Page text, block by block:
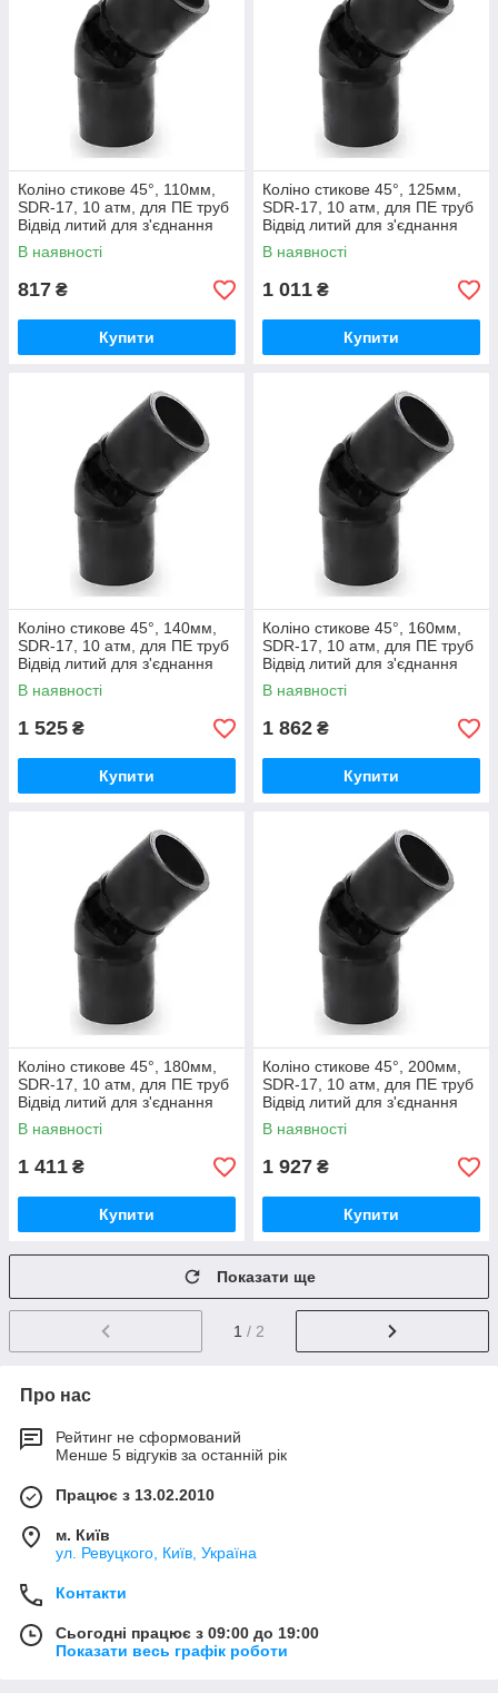
Коліно стикове 45°, 110мм,
SDR-17, 10 атм, для ПЕ труб
Відвід литий для з'єднання
водопровідних та газових
труб
В наявності
817 ₴
Купити
Коліно стикове 45°, 125мм,
SDR-17, 10 атм, для ПЕ труб
Відвід литий для з'єднання
водопровідних та газових
труб
В наявності
1 011 ₴
Купити
Коліно стикове 45°, 140мм,
SDR-17, 10 атм, для ПЕ труб
Відвід литий для з'єднання
водопровідних та газових
труб
В наявності
1 525 ₴
Купити
Коліно стикове 45°, 160мм,
SDR-17, 10 атм, для ПЕ труб
Відвід литий для з'єднання
водопровідних та газових
труб
В наявності
1 862 ₴
Купити
Коліно стикове 45°, 180мм,
SDR-17, 10 атм, для ПЕ труб
Відвід литий для з'єднання
водопровідних та газових
труб
В наявності
1 411 ₴
Купити
Коліно стикове 45°, 200мм,
SDR-17, 10 атм, для ПЕ труб
Відвід литий для з'єднання
водопровідних та газових
труб
В наявності
1 927 ₴
Купити
Показати ще
1 / 2
Про нас
Рейтинг не сформований
Менше 5 відгуків за останній рік
Працює з 13.02.2010
м. Київ
ул. Ревуцкого, Київ, Україна
Контакти
Сьогодні працює з 09:00 до 19:00
Показати весь графік роботи